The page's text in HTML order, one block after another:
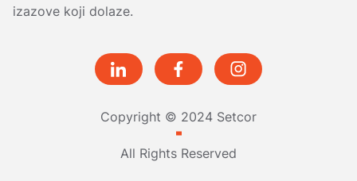
izazove koji dolaze.
Copyright © 2024 Setcor
All Rights Reserved